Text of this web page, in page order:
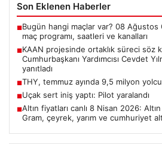
Son Eklenen Haberler
■Bugün hangi maçlar var? 08
maç programı, saatleri ve kanalları
■KAAN projesinde ortaklık süreci söz
Cumhurbaşkanı Yardımcısı Cevdet
yanıtladı
■THY, temmuz ayında 9,5 milyon yolcu
■Uçak sert iniş yaptı: Pilot yaralandı
■Altın fiyatları canlı 8 Nisan 2026:
Gram, çeyrek, yarım ve cumhuriyet